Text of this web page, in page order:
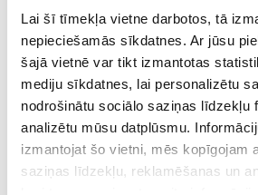
Lai šī tīmekļa vietne darbotos, tā
nepieciešamās sīkdatnes. Ar jūsu
šajā vietnē var tikt izmantotas
mediju sīkdatnes, lai personalizētu
nodrošinātu sociālo saziņas līdzekļu
analizētu mūsu datplūsmu.
izmantojat šo vietni, mēs kopīgojam
saziņas līdzekļu, reklamēšanas un
PĒRC 4, SAŅEM -20%
NATURAL CODE 28 Tuncis Un Jūras
Veltes konservi kaķiem, 85 g
2.13 € 2.51 €